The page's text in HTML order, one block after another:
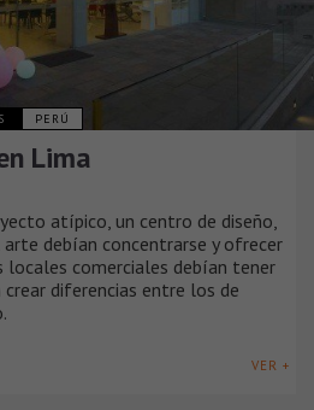
PERÚ
Lima
atípico, un centro de diseño,
debían concentrarse y ofrecer
locales comerciales debían tener
crear diferencias entre los de
VER +